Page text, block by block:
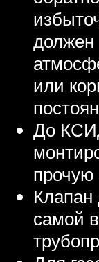
должен
или
До
прочую
Клапан
самой